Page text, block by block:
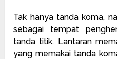
Tak hanya tanda koma,
sebagai tempat
tanda titik. Lantaran
yang memakai tanda